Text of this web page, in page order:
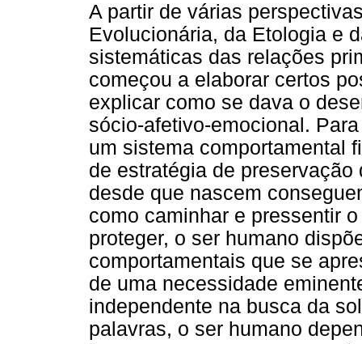
A partir de várias
Evolucionária, da Etologia e
sistemáticas das relações
começou a elaborar certos
explicar como se dava o
sócio-afetivo-emocional.
um sistema comportamental
de estratégia de
desde que nascem
como caminhar e pressentir
proteger, o ser humano
comportamentais que se
de uma necessidade
independente na busca da
palavras, o ser humano